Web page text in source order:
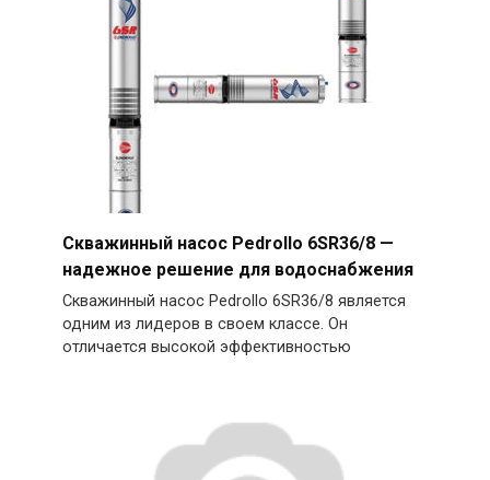
Скважинный насос Pedrollo 6SR36/8 —
надежное решение для водоснабжения
Скважинный насос Pedrollo 6SR36/8 является
одним из лидеров в своем классе. Он
отличается высокой эффективностью